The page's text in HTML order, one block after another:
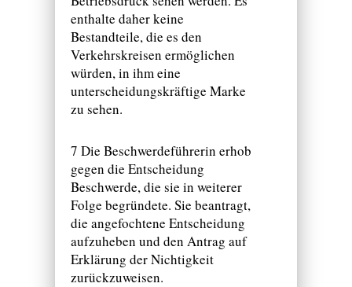
enthalte daher keine
Bestandteile, die es den
Verkehrskreisen ermöglichen
würden, in ihm eine
unterscheidungskräftige Marke
zu sehen.
7 Die Beschwerdeführerin erhob
gegen die Entscheidung
Beschwerde, die sie in weiterer
Folge begründete. Sie beantragt,
die angefochtene Entscheidung
aufzuheben und den Antrag auf
Erklärung der Nichtigkeit
zurückzuweisen.